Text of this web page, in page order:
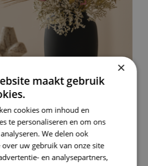
Nature" | 70cm
×
maakt gebruik
cookies om inhoud en
te personaliseren en om ons
We delen ook
uw gebruik van onze site
en analysepartners,